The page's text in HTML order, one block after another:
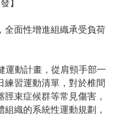
】
面性增進組織承受負荷
運動計畫，從肩頸手部一
練習運動清單，對於椎間
束症候群等常見傷害，
織的系統性運動規劃，